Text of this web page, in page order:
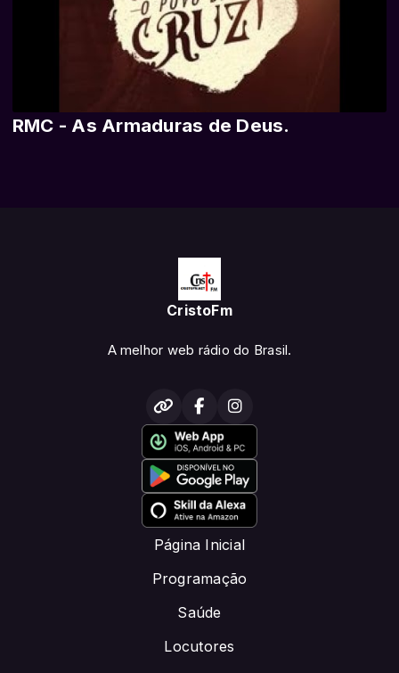
RMC - As Armaduras de Deus.
CristoFm
A melhor web rádio do Brasil.
Página Inicial
Programação
Saúde
Locutores